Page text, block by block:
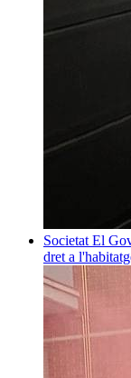
Societat El
dret a